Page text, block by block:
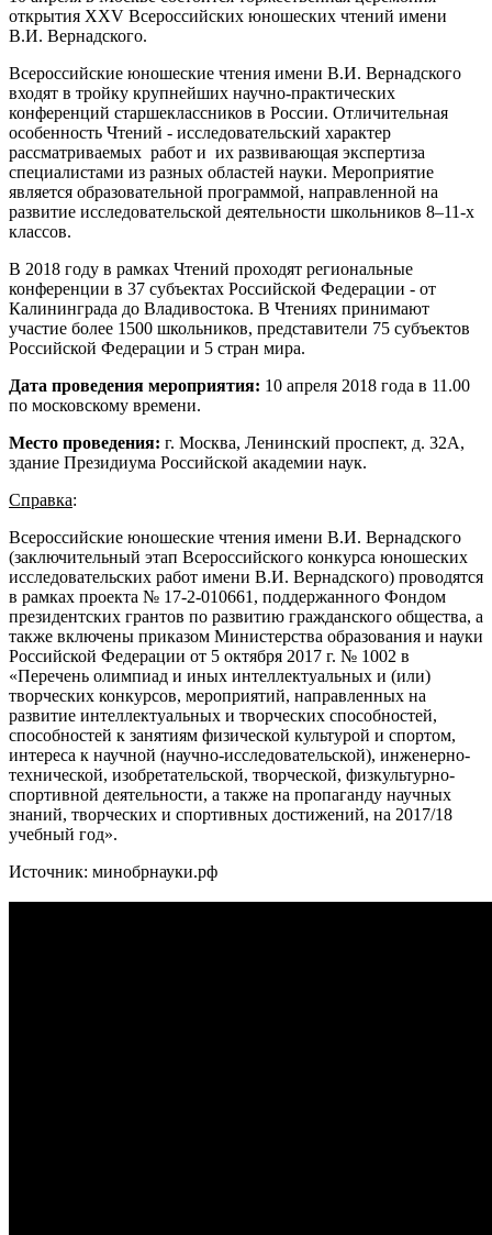
открытия XXV Всероссийских юношеских чтений имени
В.И. Вернадского.
Всероссийские юношеские чтения имени В.И. Вернадского
входят в тройку крупнейших научно-практических
конференций старшеклассников в России. Отличительная
особенность Чтений - исследовательский характер
рассматриваемых работ и их развивающая экспертиза
специалистами из разных областей науки. Мероприятие
является образовательной программой, направленной на
развитие исследовательской деятельности школьников 8–11-х
классов.
В 2018 году в рамках Чтений проходят региональные
конференции в 37 субъектах Российской Федерации - от
Калининграда до Владивостока. В Чтениях принимают
участие более 1500 школьников, представители 75 субъектов
Российской Федерации и 5 стран мира.
Дата проведения мероприятия: 10 апреля 2018 года в 11.00
по московскому времени.
Место проведения: г. Москва, Ленинский проспект, д. 32А,
здание Президиума Российской академии наук.
Справка:
Всероссийские юношеские чтения имени В.И. Вернадского
(заключительный этап Всероссийского конкурса юношеских
исследовательских работ имени В.И. Вернадского) проводятся
в рамках проекта № 17-2-010661, поддержанного Фондом
президентских грантов по развитию гражданского общества, а
также включены приказом Министерства образования и науки
Российской Федерации от 5 октября 2017 г. № 1002 в
«Перечень олимпиад и иных интеллектуальных и (или)
творческих конкурсов, мероприятий, направленных на
развитие интеллектуальных и творческих способностей,
способностей к занятиям физической культурой и спортом,
интереса к научной (научно-исследовательской), инженерно-
технической, изобретательской, творческой, физкультурно-
спортивной деятельности, а также на пропаганду научных
знаний, творческих и спортивных достижений, на 2017/18
учебный год».
Источник: минобрнауки.рф